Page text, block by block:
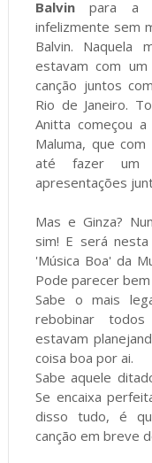
Balvinpara a
infelizmente sem
Balvin. Naquela
estavam com
canção juntos
Rio de Janeiro.
Anitta começou
Maluma, que
até fazer um
apresentações
Mas e Ginza?
sim! E será
'Música Boa' da
Pode parecer
Sabe o mais
rebobinar
estavam
coisa boa por ai.
Sabe aquele
Se encaixa
disso tudo, é
canção em breve